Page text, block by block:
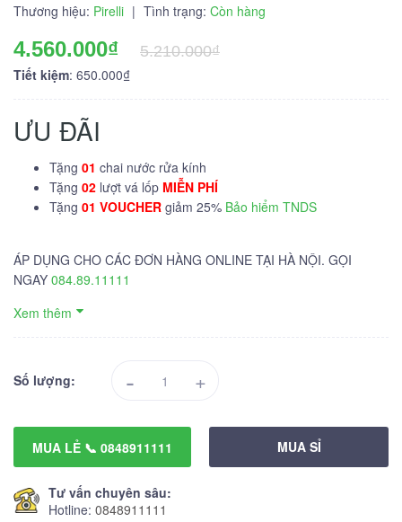
Thương hiệu: Pirelli | Tình trạng: Còn hàng
4.560.000₫
5.210.000₫
Tiết kiệm: 650.000₫
ƯU ĐÃI
Tặng 01 chai nước rửa kính
Tặng 02 lượt vá lốp MIỄN PHÍ
Tặng 01 VOUCHER giảm 25% Bảo hiểm TNDS
ÁP DỤNG CHO CÁC ĐƠN HÀNG ONLINE TẠI HÀ NỘI. GỌI
NGAY 084.89.11111
Xem thêm
Số lượng: - +
MUA LẺ 📞 0848911111 MUA SỈ
Tư vấn chuyên sâu:
Hotline: 0848911111